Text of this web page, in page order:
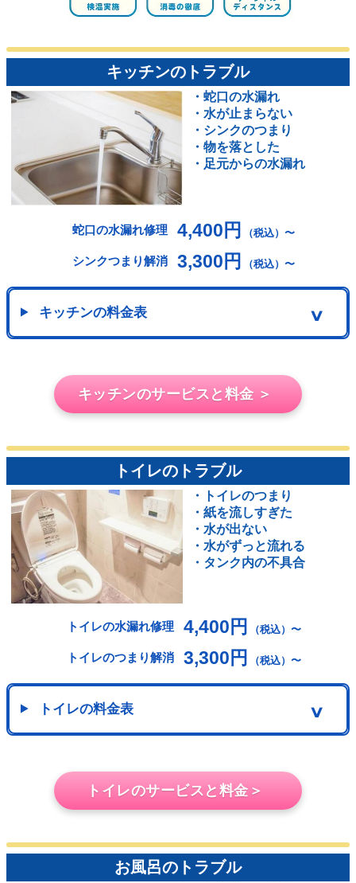
キッチンのトラブル
・蛇口の水漏れ
・水が止まらない
・シンクのつまり
・物を落とした
・足元からの水漏れ
蛇口の水漏れ修理 4,400円 （税込）〜
シンクつまり解消 3,300円 （税込）〜
キッチンの料金表 ∨
キッチンのサービスと料金 ＞
トイレのトラブル
・トイレのつまり
・紙を流しすぎた
・水が出ない
・水がずっと流れる
・タンク内の不具合
トイレの水漏れ修理 4,400円 （税込）〜
トイレのつまり解消 3,300円 （税込）〜
トイレの料金表 ∨
トイレのサービスと料金＞
お風呂のトラブル